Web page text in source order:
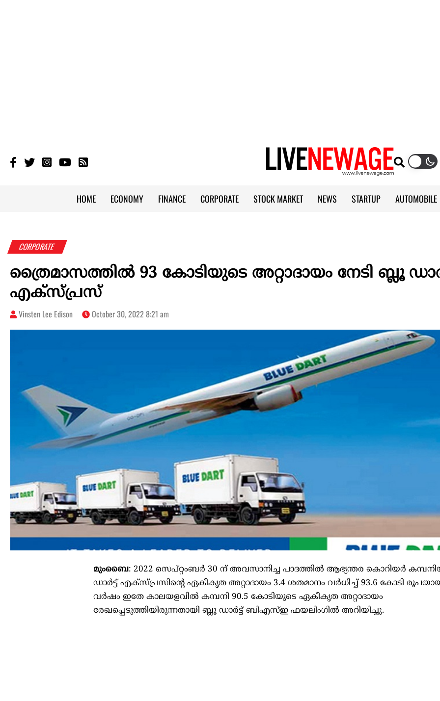
HOME ECONOMY FINANCE CORPORATE STOCK MARKET NEWS STARTUP AUTOMOBILE
CORPORATE
ത്രൈമാസത്തിൽ 93 കോടിയുടെ അറ്റാദായം നേടി ബ്ലൂ
എക്സ്പ്രസ്
Vinsten Lee Edison October 30, 2022 8:21 am
മുംബൈ: 2022 സെപ്റ്റംബർ 30 ന് അവസാനിച്ച പാദത്തിൽ ആഭ്യന്തര കൊറിയർ
ഡാർട്ട് എക്സ്പ്രസിന്റെ ഏകീകൃത അറ്റാദായം 3.4 ശതമാനം വർധിച്ച് 93.6 കോടി
വർഷം ഇതേ കാലയളവിൽ കമ്പനി 90.5 കോടിയുടെ ഏകീകൃത അറ്റാദായം
രേഖപ്പെടുത്തിയിരുന്നതായി ബ്ലൂ ഡാർട്ട് ബിഎസ്ഇ ഫയലിംഗിൽ അറിയിച്ചു.